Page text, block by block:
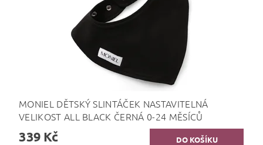
MONIEL DĚTSKÝ SLINTÁČEK NASTAVITELNÁ
VELIKOST ALL BLACK ČERNÁ 0-24 MĚSÍCŮ
339 Kč